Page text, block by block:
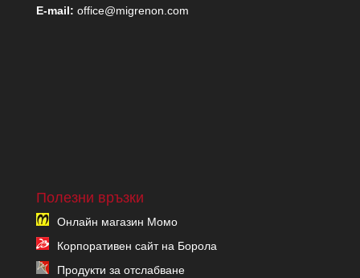
E-mail: office@migrenon.com
Полезни връзки
Онлайн магазин Момо
Корпоративен сайт на Борола
Продукти за отслабване